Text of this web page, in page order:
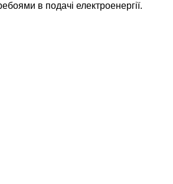
в подачі електроенергії.